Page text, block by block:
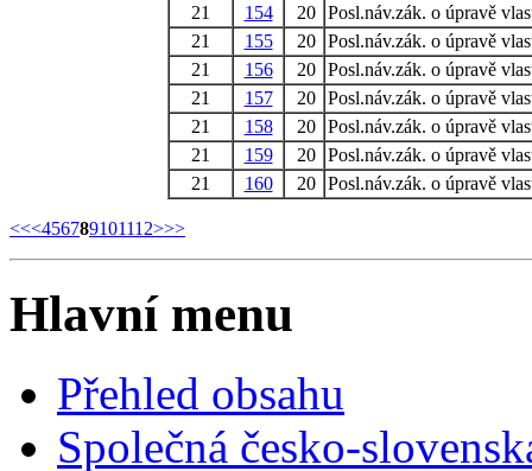
21
154 20 Posl.náv.zák. o úpravě
21
155 20 Posl.náv.zák. o úpravě
21
156 20 Posl.náv.zák. o úpravě
21
157 20 Posl.náv.zák. o úpravě
21
158 20 Posl.náv.zák. o úpravě
21
159 20 Posl.náv.zák. o úpravě
21
160 20 Posl.náv.zák. o úpravě
<<<456789101112>>>
Hlavní menu
Přehled obsahu
Společná česko-